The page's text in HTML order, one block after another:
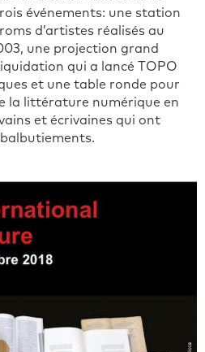
événements: une station
d’artistes réalisés au
une projection grand
qui a lancé TOPO
et une table ronde pour
la littérature numérique en
et écrivaines qui ont